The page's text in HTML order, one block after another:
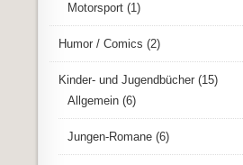
Motorsport (1)
Humor / Comics (2)
Kinder- und Jugendbücher (15)
Allgemein (6)
Jungen-Romane (6)